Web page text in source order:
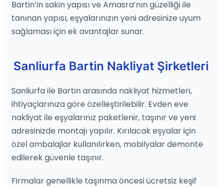
Bartin’in sakin yapısı ve Amasra’nın güzelliği ile
tanınan yapısı, eşyalarınızın yeni adresinize uyum
sağlaması için ek avantajlar sunar.
Sanliurfa Bartin Nakliyat Şirketleri
Sanliurfa ile Bartin arasında nakliyat hizmetleri,
ihtiyaçlarınıza göre özelleştirilebilir. Evden eve
nakliyat ile eşyalarınız paketlenir, taşınır ve yeni
adresinizde montajı yapılır. Kırılacak eşyalar için
özel ambalajlar kullanılırken, mobilyalar demonte
edilerek güvenle taşınır.
Firmalar genellikle taşınma öncesi ücretsiz keşif